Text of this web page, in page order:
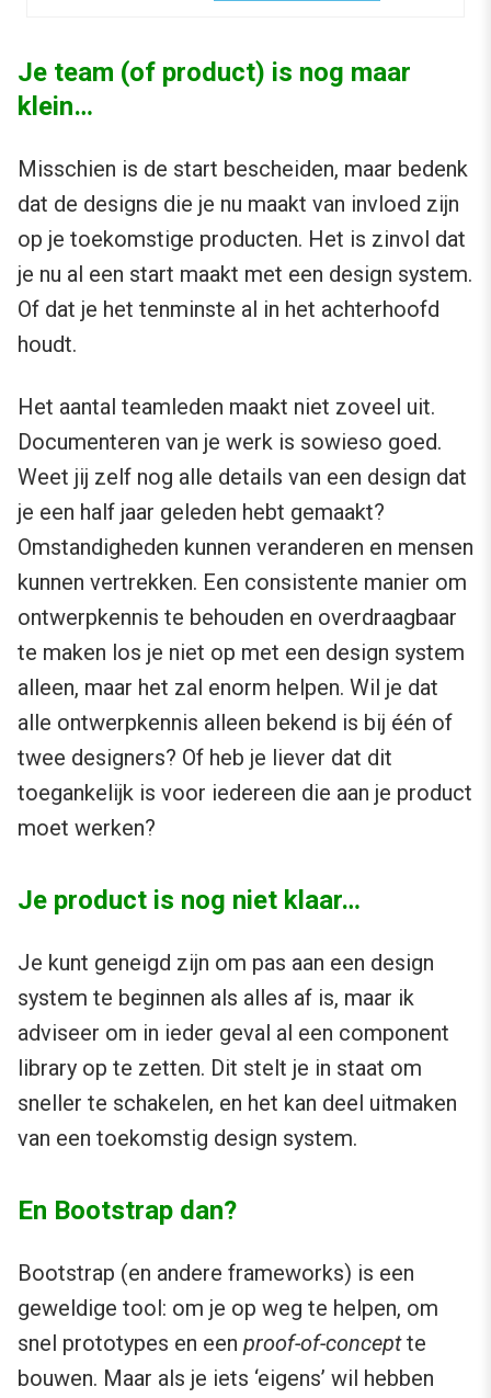
Je team (of product) is nog maar
klein…
Misschien is de start bescheiden, maar bedenk
dat de designs die je nu maakt van invloed zijn
op je toekomstige producten. Het is zinvol dat
je nu al een start maakt met een design system.
Of dat je het tenminste al in het achterhoofd
houdt.
Het aantal teamleden maakt niet zoveel uit.
Documenteren van je werk is sowieso goed.
Weet jij zelf nog alle details van een design dat
je een half jaar geleden hebt gemaakt?
Omstandigheden kunnen veranderen en mensen
kunnen vertrekken. Een consistente manier om
ontwerpkennis te behouden en overdraagbaar
te maken los je niet op met een design system
alleen, maar het zal enorm helpen. Wil je dat
alle ontwerpkennis alleen bekend is bij één of
twee designers? Of heb je liever dat dit
toegankelijk is voor iedereen die aan je product
moet werken?
Je product is nog niet klaar…
Je kunt geneigd zijn om pas aan een design
system te beginnen als alles af is, maar ik
adviseer om in ieder geval al een component
library op te zetten. Dit stelt je in staat om
sneller te schakelen, en het kan deel uitmaken
van een toekomstig design system.
En Bootstrap dan?
Bootstrap (en andere frameworks) is een
geweldige tool: om je op weg te helpen, om
snel prototypes en een proof-of-conceptte
bouwen. Maar als je iets ‘eigens’ wil hebben